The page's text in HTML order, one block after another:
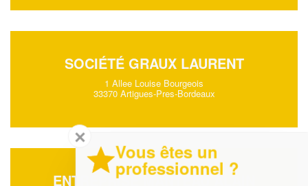
SOCIÉTÉ GRAUX LAURENT
1 Allee Louise Bourgeois
33370 Artigues-Pres-Bordeaux
ENTREPRISE MANTEAU ALAIN
✕
Vous êtes un
professionnel ?